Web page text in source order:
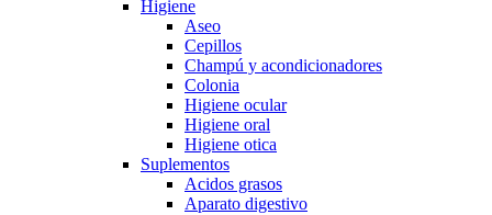
Higiene
Aseo
Cepillos
Champú y acondicionadores
Colonia
Higiene ocular
Higiene oral
Higiene otica
Suplementos
Acidos grasos
Aparato digestivo